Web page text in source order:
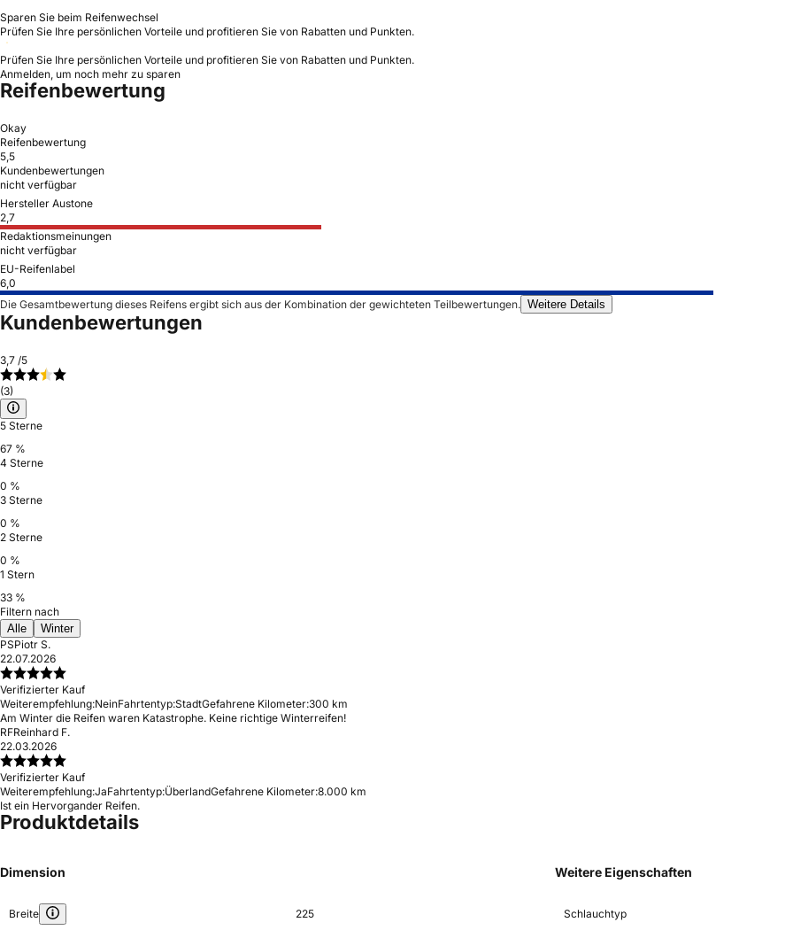
Sparen Sie beim Reifenwechsel
Prüfen Sie Ihre persönlichen Vorteile und profitieren Sie von Rabatten und Punkten.
Prüfen Sie Ihre persönlichen Vorteile und profitieren Sie von Rabatten und Punkten.
Anmelden, um noch mehr zu sparen
Reifenbewertung
Okay
Reifenbewertung
5,5
Kundenbewertungen
nicht verfügbar
Hersteller Austone
2,7
Redaktionsmeinungen
nicht verfügbar
EU-Reifenlabel
6,0
Die Gesamtbewertung dieses Reifens ergibt sich aus der Kombination der gewichteten Teilbewertungen. Weitere Details
Kundenbewertungen
3,7 /5
(3)
5 Sterne
67 %
4 Sterne
0 %
3 Sterne
0 %
2 Sterne
0 %
1 Stern
33 %
Filtern nach
Alle
Winter
PSPiotr S.
22.07.2026
Verifizierter Kauf
Weiterempfehlung:NeinFahrtentyp:StadtGefahrene Kilometer:300 km
Am Winter die Reifen waren Katastrophe. Keine richtige Winterreifen!
RFReinhard F.
22.03.2026
Verifizierter Kauf
Weiterempfehlung:JaFahrtentyp:ÜberlandGefahrene Kilometer:8.000 km
Ist ein Hervorgander Reifen.
Produktdetails
Dimension
Breite 225
Weitere Eigenschaften
Schlauchtyp